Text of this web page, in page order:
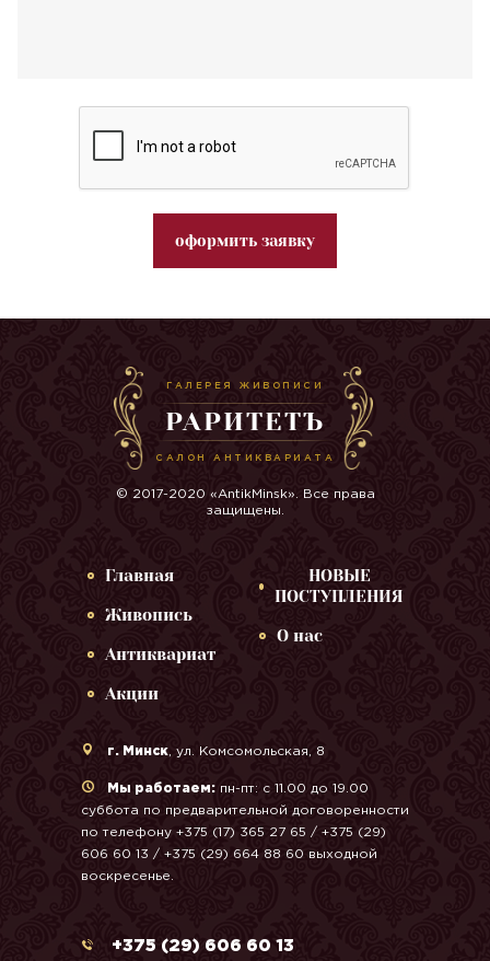
оформить заявку
ГАЛЕРЕЯ ЖИВОПИСИ
РАРИТЕТЪ
САЛОН АНТИКВАРИАТА
© 2017-2020 «AntikMinsk». Все права
защищены.
Главная
Живопись
Антиквариат
Акции
НОВЫЕ
ПОСТУПЛЕНИЯ
О нас
г. Минск , ул. Комсомольская, 8
Мы работаем: пн-пт: с 11.00 до 19.00
суббота по предварительной договоренности
по телефону +375 (17) 365 27 65 / +375 (29)
606 60 13 / +375 (29) 664 88 60 выходной
воскресенье.
+375 (29) 606 60 13